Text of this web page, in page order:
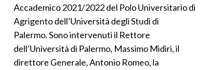
Accademico 2021/2022 del Polo Universitario di
Agrigento dell’Università degli Studi di
Palermo. Sono intervenuti il Rettore
dell’Università di Palermo, Massimo Midiri, il
direttore Generale, Antonio Romeo, la